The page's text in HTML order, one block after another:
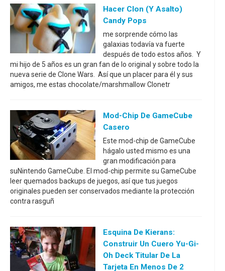
Hacer Clon (y Asalto)
Candy Pops
me sorprende cómo las
galaxias todavía va fuerte
después de todo estos años. Y
mi hijo de 5 años es un gran fan de lo original y sobre todo la
nueva serie de Clone Wars. Así que un placer para él y sus
amigos, me estas chocolate/marshmallow Clonetr
Mod-Chip De GameCube
Casero
Este mod-chip de GameCube
hágalo usted mismo es una
gran modificación para
suNintendo GameCube. El mod-chip permite su GameCube
leer quemados backups de juegos, así que tus juegos
originales pueden ser conservados mediante la protección
contra rasguñ
Esquina De Kierans:
Construir Un Cuero Yu-Gi-
Oh Deck Titular De La
Tarjeta En Menos De 2